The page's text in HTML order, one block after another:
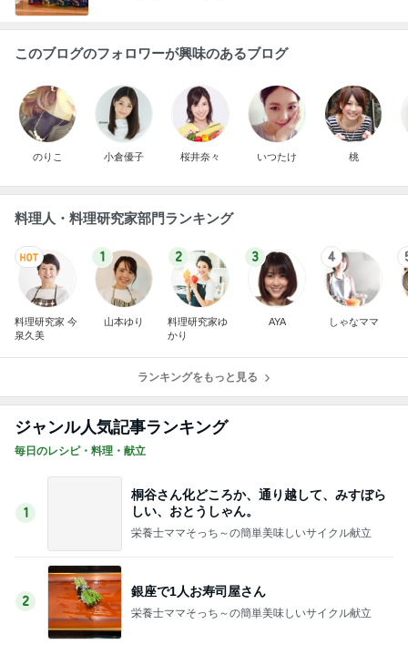
このブログのフォロワーが興味のあるブログ
のりこ 小倉優子 桜井奈々 いつたけ 桃
料理人・料理研究家部門ランキング
料理研究家 今
泉久美
1
山本ゆり
2
料理研究家ゆ
かり
3
AYA
4
しゃなママ
ランキングをもっと見る
ジャンル人気記事ランキング
毎日のレシピ・料理・献立
1
桐谷さん化どころか、通り越して、みすぼら
しい、おとうしゃん。
栄養士ママそっち～の簡単美味しいサイクル献立
2
銀座で1人お寿司屋さん
栄養士ママそっち～の簡単美味しいサイクル献立